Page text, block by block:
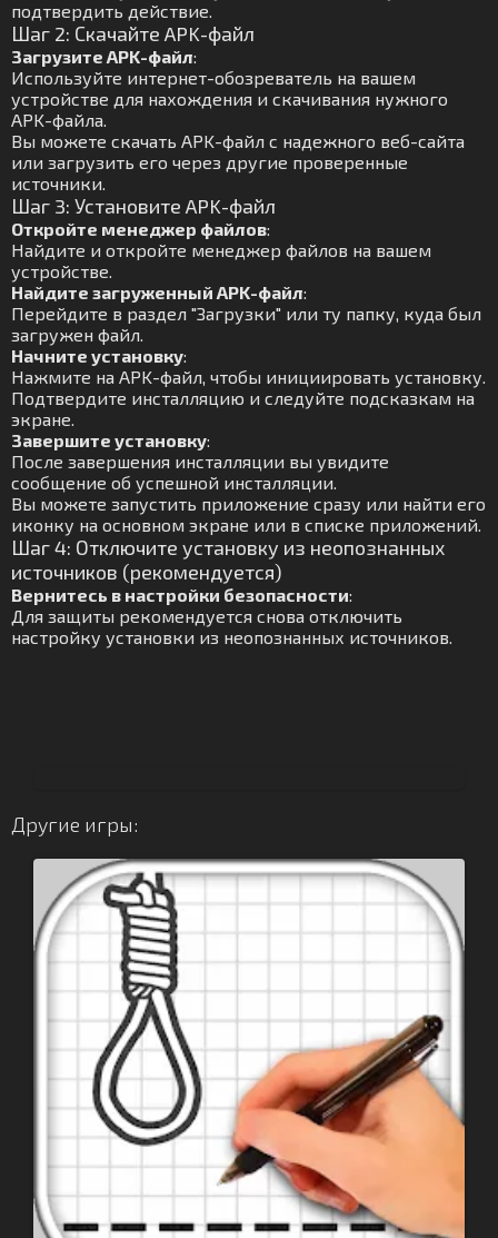
подтвердить действие.
Шаг 2: Скачайте APK-файл
Загрузите APK-файл:
Используйте интернет-обозреватель на вашем
устройстве для нахождения и скачивания нужного
APK-файла.
Вы можете скачать APK-файл с надежного веб-сайта
или загрузить его через другие проверенные
источники.
Шаг 3: Установите APK-файл
Откройте менеджер файлов:
Найдите и откройте менеджер файлов на вашем
устройстве.
Найдите загруженный APK-файл:
Перейдите в раздел "Загрузки" или ту папку, куда был
загружен файл.
Начните установку:
Нажмите на APK-файл, чтобы инициировать установку.
Подтвердите инсталляцию и следуйте подсказкам на
экране.
Завершите установку:
После завершения инсталляции вы увидите
сообщение об успешной инсталляции.
Вы можете запустить приложение сразу или найти его
иконку на основном экране или в списке приложений.
Шаг 4: Отключите установку из неопознанных
источников (рекомендуется)
Вернитесь в настройки безопасности:
Для защиты рекомендуется снова отключить
настройку установки из неопознанных источников.
Другие игры: